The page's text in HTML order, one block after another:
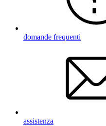
domande frequenti
assistenza